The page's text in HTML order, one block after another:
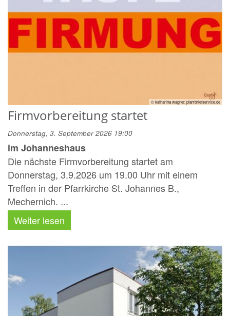
© katharina wagner, pfarrbriefservice.de
Firmvorbereitung startet
Donnerstag, 3. September 2026 19:00
im Johanneshaus
Die nächste Firmvorbereitung startet am
Donnerstag, 3.9.2026 um 19.00 Uhr mit einem
Treffen in der Pfarrkirche St. Johannes B.,
Mechernich. ...
Weiter lesen